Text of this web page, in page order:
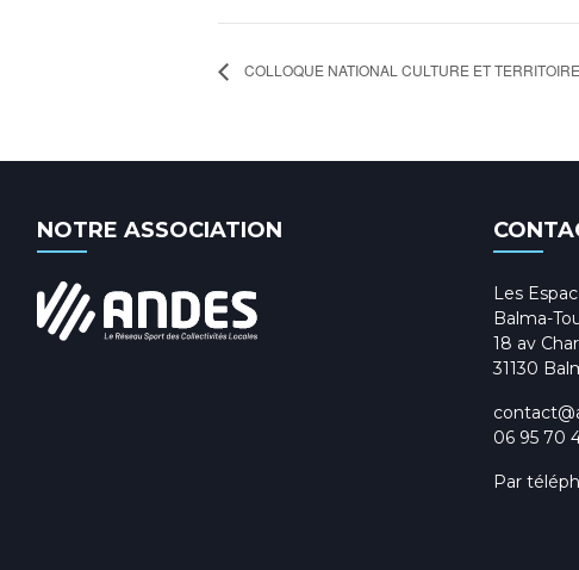
COLLOQUE NATIONAL CULTURE ET
NOTRE ASSOCIATION
Les
Balma-
18 av
31130
06 95 70
Par